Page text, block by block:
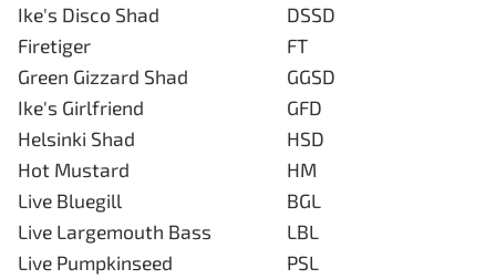
Ike's Disco Shad
DSSD
Firetiger
FT
Green Gizzard Shad
GGSD
Ike's Girlfriend
GFD
Helsinki Shad
HSD
Hot Mustard
HM
Live Bluegill
BGL
Live Largemouth Bass
LBL
Live Pumpkinseed
PSL